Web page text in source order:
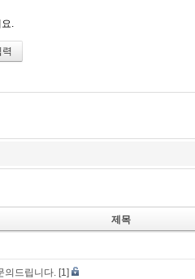
.
제목
의드립니다. [1]